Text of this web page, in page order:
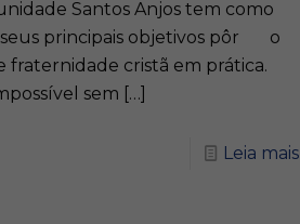
Santos Anjos tem como
principais objetivos pôr o
fraternidade cristã em prática.
sem […]
Leia mais